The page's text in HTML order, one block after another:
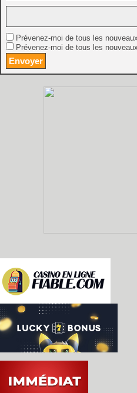
Prévenez-moi de tous les
Prévenez-moi de tous les